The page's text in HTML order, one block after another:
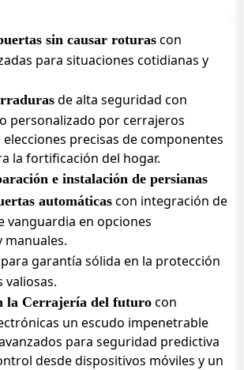
sin causar roturas con
para situaciones cotidianas y
de alta seguridad con
personalizado por cerrajeros
precisas de componentes
la fortificación del hogar.
e instalación de persianas
automáticas con integración de
vanguardia en opciones
manuales.
para garantía sólida en la protección
valiosas.
la Cerrajería del futuro con
un escudo impenetrable
para seguridad predictiva
desde dispositivos móviles y un